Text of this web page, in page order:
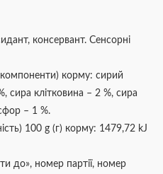
консервант. Сенсорні
компоненти) корму: сирий
сира клітковина – 2 %, сира
– 1 %.
100 g (г) корму: 1479,72 kJ
до», номер партії, номер